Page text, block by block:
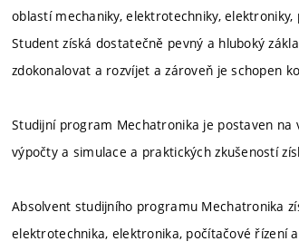
oblastí mechaniky, elektrotechniky,
Student získá dostatečně pevný a hluboký
zdokonalovat a rozvíjet a zároveň je schopen
Studijní program Mechatronika je postaven
výpočty a simulace a praktických zkušeností
Absolvent studijního programu Mechatronika
elektrotechnika, elektronika, počítačové řízení